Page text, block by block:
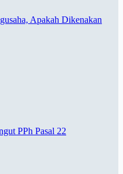
Apakah Dikenakan
PPh Pasal 22